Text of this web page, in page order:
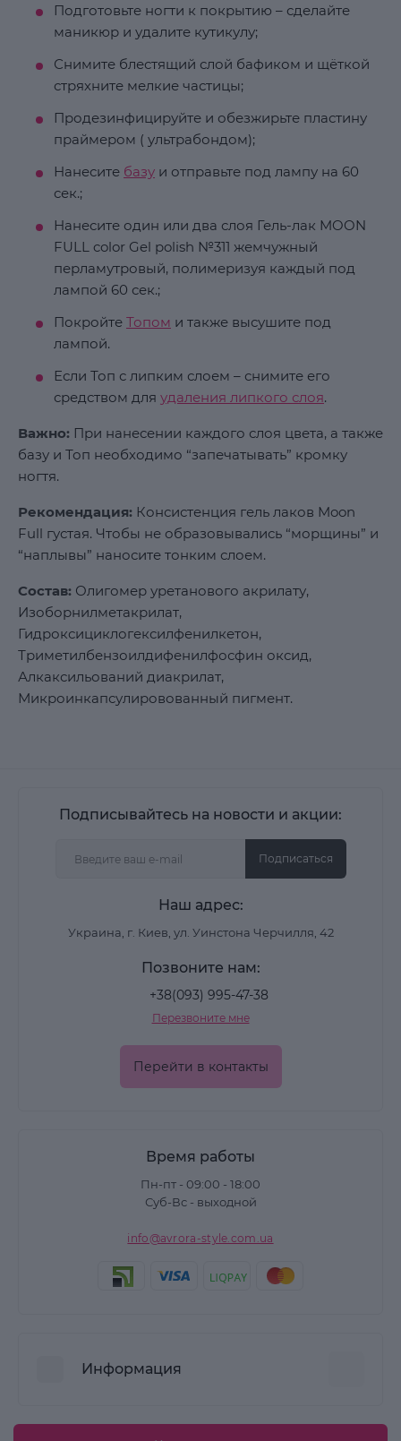
Подготовьте ногти к покрытию – сделайте
маникюр и удалите кутикулу;
Снимите блестящий слой бафиком и щёткой
стряхните мелкие частицы;
Продезинфицируйте и обезжирьте пластину
праймером ( ультрабондом);
Нанесите базу и отправьте под лампу на 60
сек.;
Нанесите один или два слоя Гель-лак MOON
FULL color Gel polish №311 жемчужный
перламутровый, полимеризуя каждый под
лампой 60 сек.;
Покройте Топом и также высушите под
лампой.
Если Топ с липким слоем – снимите его
средством для удаления липкого слоя.
Важно: При нанесении каждого слоя цвета, а также
базу и Топ необходимо “запечатывать” кромку
ногтя.
Рекомендация: Консистенция гель лаков Moon
Full густая. Чтобы не образовывались “морщины” и
“наплывы” наносите тонким слоем.
Состав: Олигомер уретанового акрилату,
Изоборнилметакрилат,
Гидроксициклогексилфенилкетон,
Триметилбензоилдифенилфосфин оксид,
Алкаксильований диакрилат,
Микроинкапсулировованный пигмент.
Подписывайтесь на новости и акции:
Подписаться
Наш адрес:
Украина, г. Киев, ул. Уинстона Черчилля, 42
Позвоните нам:
+38(093) 995-47-38
Перезвоните мне
Перейти в контакты
Время работы
Пн-пт - 09:00 - 18:00
Суб-Вс - выходной
info@avrora-style.com.ua
Информация